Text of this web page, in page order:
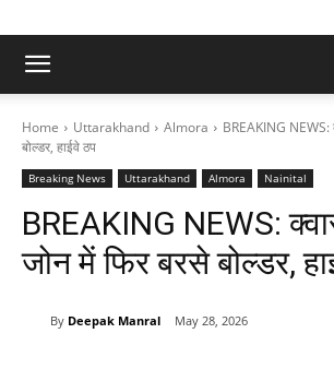
Home Uttarakhand Almora
BREAKING NEWS:
बोल्डर, हाईवे ठप
Breaking News Uttarakhand Almora Nainital
BREAKING NEWS:
जोन में फिर बरसे बोल्डर,
By Deepak Manral May 28, 2026